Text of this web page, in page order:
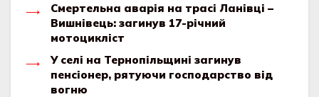
Смертельна аварія на трасі Ланівці –
Вишнівець: загинув 17-річний
мотоцикліст
У селі на Тернопільщині загинув
пенсіонер, рятуючи господарство від
вогню